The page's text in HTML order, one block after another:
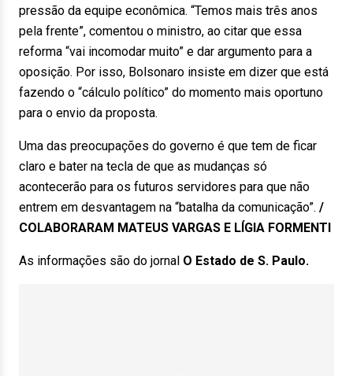
pressão da equipe econômica. “Temos mais três anos
pela frente”, comentou o ministro, ao citar que essa
reforma “vai incomodar muito” e dar argumento para a
oposição. Por isso, Bolsonaro insiste em dizer que está
fazendo o “cálculo político” do momento mais oportuno
para o envio da proposta.
Uma das preocupações do governo é que tem de ficar
claro e bater na tecla de que as mudanças só
acontecerão para os futuros servidores para que não
entrem em desvantagem na “batalha da comunicação”. /
COLABORARAM MATEUS VARGAS E LÍGIA FORMENTI
As informações são do jornal O Estado de S. Paulo.